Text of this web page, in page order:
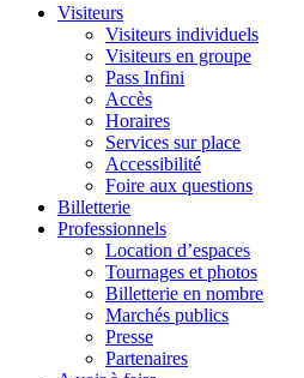
Visiteurs
Visiteurs individuels
Visiteurs en groupe
Pass Infini
Accès
Horaires
Services sur place
Accessibilité
Foire aux questions
Billetterie
Professionnels
Location d’espaces
Tournages et photos
Billetterie en nombre
Marchés publics
Presse
Partenaires